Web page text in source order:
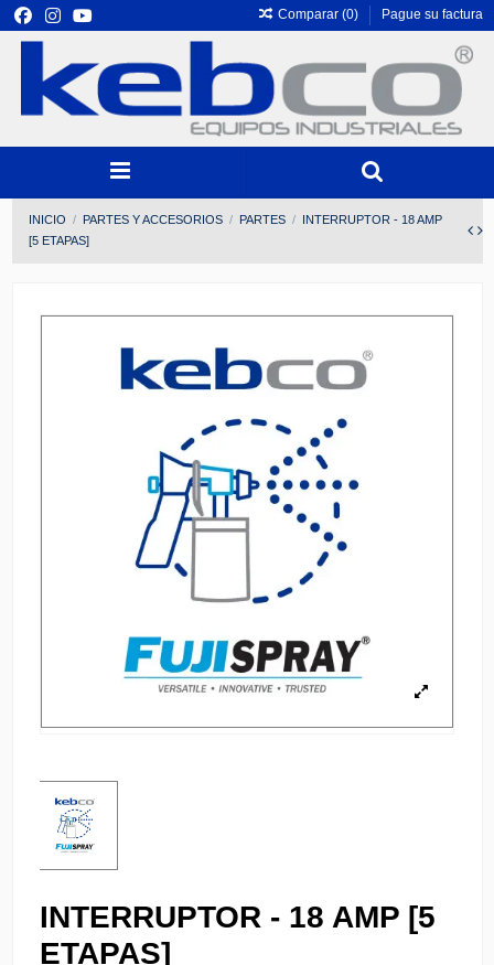
Comparar (0) Pague su factura
INICIO PARTES Y ACCESORIOS PARTES
INTERRUPTOR - 18 AMP
[5 ETAPAS]
INTERRUPTOR - 18 AMP [5
ETAPAS]